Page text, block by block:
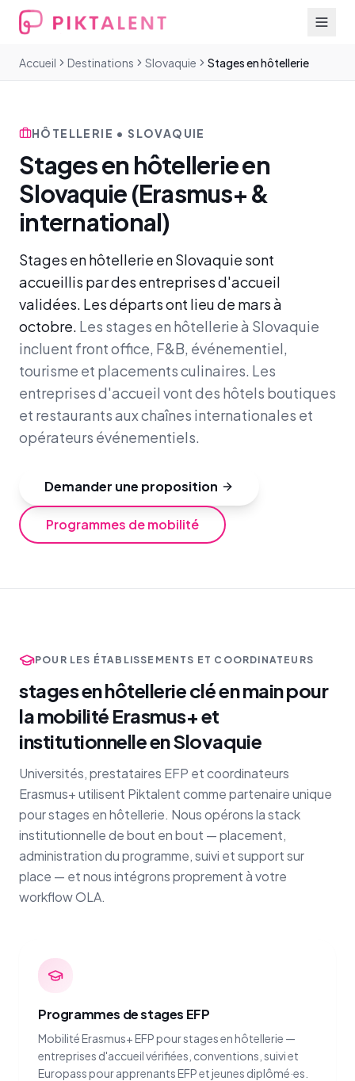
Accueil Destinations Slovaquie Stages en hôtellerie
HÔTELLERIE • SLOVAQUIE
Stages en hôtellerie en
Slovaquie (Erasmus+ &
international)
Stages en hôtellerie en Slovaquie sont
accueillis par des entreprises d'accueil
validées. Les départs ont lieu de mars à
octobre. Les stages en hôtellerie à Slovaquie
incluent front office, F&B, événementiel,
tourisme et placements culinaires. Les
entreprises d'accueil vont des hôtels boutiques
et restaurants aux chaînes internationales et
opérateurs événementiels.
Demander une proposition
Programmes de mobilité
POUR LES ÉTABLISSEMENTS ET COORDINATEURS
stages en hôtellerie clé en main pour
la mobilité Erasmus+ et
institutionnelle en Slovaquie
Universités, prestataires EFP et coordinateurs
Erasmus+ utilisent Piktalent comme partenaire unique
pour stages en hôtellerie. Nous opérons la stack
institutionnelle de bout en bout — placement,
administration du programme, suivi et support sur
place — et nous intégrons proprement à votre
workflow OLA.
Programmes de stages EFP
Mobilité Erasmus+ EFP pour stages en hôtellerie —
entreprises d'accueil vérifiées, conventions, suivi et
Europass pour apprenants EFP et jeunes diplômé·es.